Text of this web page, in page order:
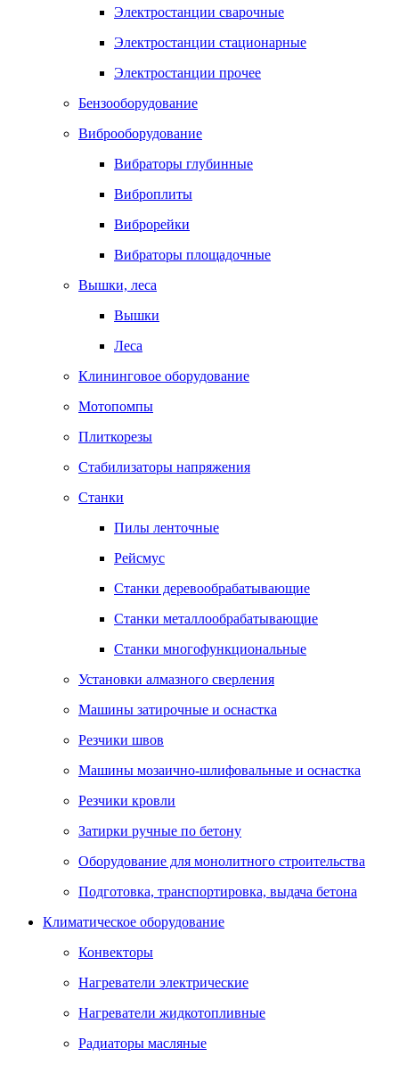
Электростанции сварочные
Электростанции стационарные
Электростанции прочее
Бензооборудование
Виброоборудование
Вибраторы глубинные
Виброплиты
Виброрейки
Вибраторы площадочные
Вышки, леса
Вышки
Леса
Клининговое оборудование
Мотопомпы
Плиткорезы
Стабилизаторы напряжения
Станки
Пилы ленточные
Рейсмус
Станки деревообрабатывающие
Станки металлообрабатывающие
Станки многофункциональные
Установки алмазного сверления
Машины затирочные и оснастка
Резчики швов
Машины мозаично-шлифовальные и оснастка
Резчики кровли
Затирки ручные по бетону
Оборудование для монолитного строительства
Подготовка, транспортировка, выдача бетона
Климатическое оборудование
Конвекторы
Нагреватели электрические
Нагреватели жидкотопливные
Радиаторы масляные